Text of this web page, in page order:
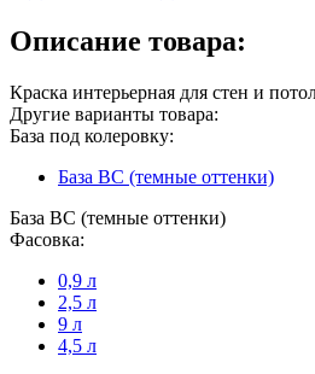
Описание товара:
Краска интерьерная для стен и
Другие варианты товара:
База под колеровку:
База BС (темные оттенки)
База BС (темные оттенки)
Фасовка:
0,9 л
2,5 л
9 л
4,5 л